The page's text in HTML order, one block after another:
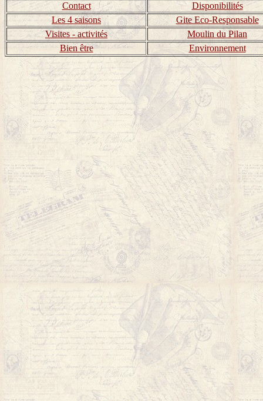
Contact
Disponibilités
Les 4 saisons
Gite Eco-Responsable
Visites - activités
Moulin du Pilan
Bien être
Environnement